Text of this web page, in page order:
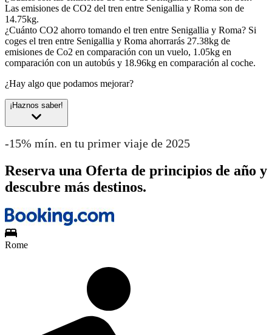
Las emisiones de CO2 del tren entre Senigallia y Roma son de
14.75kg.
¿Cuánto CO2 ahorro tomando el tren entre Senigallia y Roma? Si
coges el tren entre Senigallia y Roma ahorrarás 27.38kg de
emisiones de Co2 en comparación con un vuelo, 1.05kg en
comparación con un autobús y 18.96kg en comparación al coche.
¿Hay algo que podamos mejorar?
¡Haznos saber!
-15% mín. en tu primer viaje de 2025
Reserva una Oferta de principios de año y
descubre más destinos.
Rome